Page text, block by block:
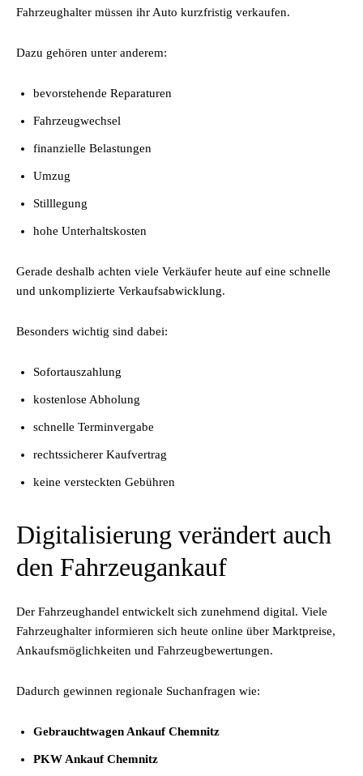
Fahrzeughalter müssen ihr Auto kurzfristig verkaufen.
Dazu gehören unter anderem:
bevorstehende Reparaturen
Fahrzeugwechsel
finanzielle Belastungen
Umzug
Stilllegung
hohe Unterhaltskosten
Gerade deshalb achten viele Verkäufer heute auf eine schnelle
und unkomplizierte Verkaufsabwicklung.
Besonders wichtig sind dabei:
Sofortauszahlung
kostenlose Abholung
schnelle Terminvergabe
rechtssicherer Kaufvertrag
keine versteckten Gebühren
Digitalisierung verändert auch
den Fahrzeugankauf
Der Fahrzeughandel entwickelt sich zunehmend digital. Viele
Fahrzeughalter informieren sich heute online über Marktpreise,
Ankaufsmöglichkeiten und Fahrzeugbewertungen.
Dadurch gewinnen regionale Suchanfragen wie:
Gebrauchtwagen Ankauf Chemnitz
PKW Ankauf Chemnitz